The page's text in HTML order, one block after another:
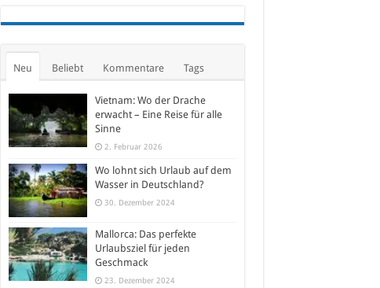
Neu Beliebt Kommentare Tags
Vietnam: Wo der Drache
erwacht – Eine Reise für alle
Sinne
2. Februar 2026
Wo lohnt sich Urlaub auf dem
Wasser in Deutschland?
30. Dezember 2024
Mallorca: Das perfekte
Urlaubsziel für jeden
Geschmack
23. Dezember 2024